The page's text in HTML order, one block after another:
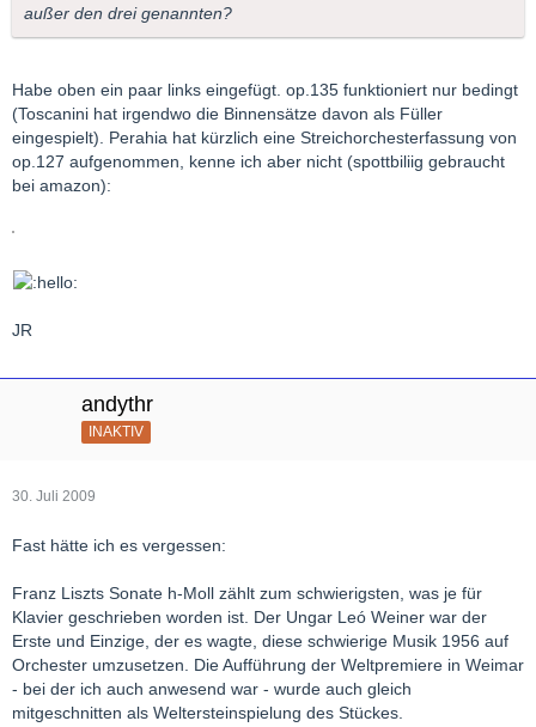
außer den drei genannten?
Habe oben ein paar links eingefügt. op.135 funktioniert nur bedingt
(Toscanini hat irgendwo die Binnensätze davon als Füller
eingespielt). Perahia hat kürzlich eine Streichorchesterfassung von
op.127 aufgenommen, kenne ich aber nicht (spottbiliig gebraucht
bei amazon):
JR
andythr
INAKTIV
30. Juli 2009
Fast hätte ich es vergessen:
Franz Liszts Sonate h-Moll zählt zum schwierigsten, was je für
Klavier geschrieben worden ist. Der Ungar Leó Weiner war der
Erste und Einzige, der es wagte, diese schwierige Musik 1956 auf
Orchester umzusetzen. Die Aufführung der Weltpremiere in Weimar
- bei der ich auch anwesend war - wurde auch gleich
mitgeschnitten als Weltersteinspielung des Stückes.